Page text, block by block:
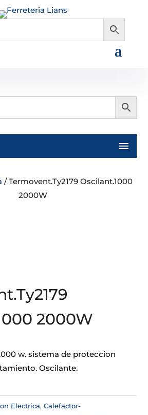
/ Termovent.Ty2179 Oscilant.1000
2000W
2000W
w. sistema de proteccion
Oscilante.
Electrica,Calefactor-